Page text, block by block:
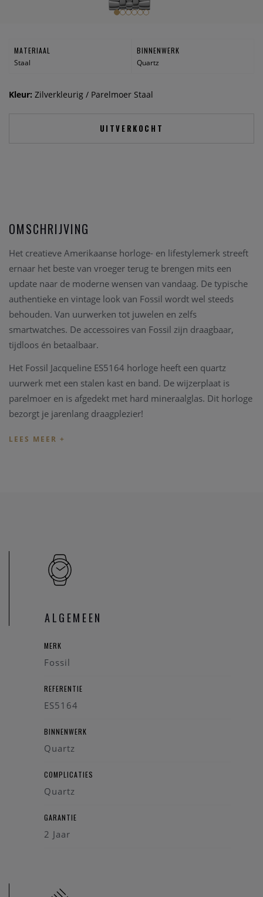
MATERIAAL
Staal
BINNENWERK
Quartz
Kleur: Zilverkleurig / Parelmoer Staal
UITVERKOCHT
OMSCHRIJVING
Het creatieve Amerikaanse horloge- en lifestylemerk streeft
ernaar het beste van vroeger terug te brengen mits een
update naar de moderne wensen van vandaag. De typische
authentieke en vintage look van Fossil wordt wel steeds
behouden. Van uurwerken tot juwelen en zelfs
smartwatches. De accessoires van Fossil zijn draagbaar,
tijdloos én betaalbaar.
Het Fossil Jacqueline ES5164 horloge heeft een quartz
uurwerk met een stalen kast en band. De wijzerplaat is
parelmoer en is afgedekt met hard mineraalglas. Dit horloge
bezorgt je jarenlang draagplezier!
Je koopt het Fossil veilig en eenvoudig in onze online shop.
Het Fossil horloge wordt geleverd met een originele
geschenkverpakking verpakking.
ALGEMEEN
MERK
Fossil
REFERENTIE
ES5164
BINNENWERK
Quartz
COMPLICATIES
Quartz
GARANTIE
2 Jaar